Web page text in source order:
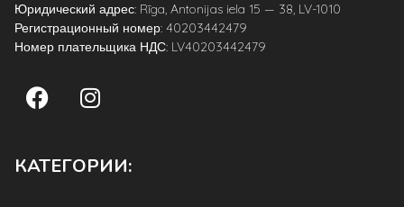
Юридический адрес: Rīga, Antonijas iela 15 — 38, LV-1010
Регистрационный номер: 40203442479
Номер плательщика НДС: LV40203442479
КАТЕГОРИИ: